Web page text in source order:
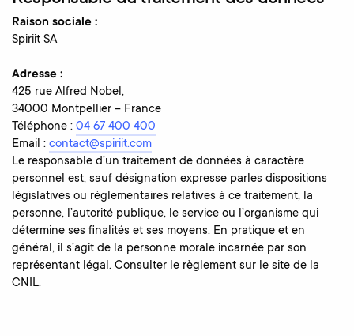
Raison sociale :
Spiriit SA
Adresse :
425 rue Alfred Nobel,
34000 Montpellier – France
Téléphone : 04 67 400 400
Email : contact@spiriit.com
Le responsable d’un traitement de données à caractère
personnel est, sauf désignation expresse parles dispositions
législatives ou réglementaires relatives à ce traitement, la
personne, l’autorité publique, le service ou l’organisme qui
détermine ses finalités et ses moyens. En pratique et en
général, il s’agit de la personne morale incarnée par son
représentant légal. Consulter le règlement sur le site de la
CNIL.